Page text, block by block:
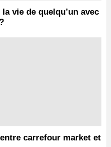
vie de quelqu’un avec
carrefour market et